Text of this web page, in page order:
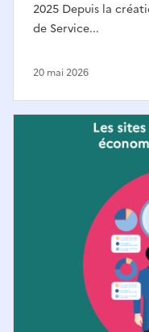
2025 Depuis la
de Service...
20 mai 2026